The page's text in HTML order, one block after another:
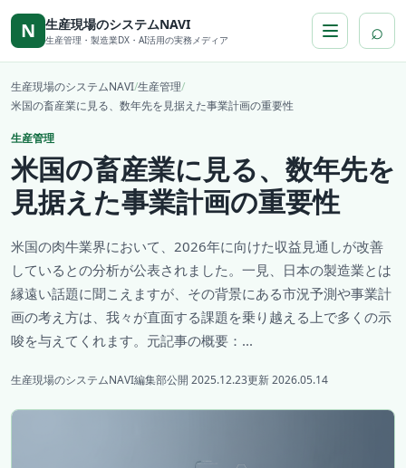
本文へ移動
N 生産現場のシステムNAVI
生産管理・製造業DX・AI活用の実務メディア ⌕
生産現場のシステムNAVI/生産管理/
米国の畜産業に見る、数年先を見据えた事業計画の重要性
生産管理
米国の畜産業に見る、数年先を
見据えた事業計画の重要性
米国の肉牛業界において、2026年に向けた収益見通しが改善
しているとの分析が公表されました。一見、日本の製造業とは
縁遠い話題に聞こえますが、その背景にある市況予測や事業計
画の考え方は、我々が直面する課題を乗り越える上で多くの示
唆を与えてくれます。元記事の概要：...
生産現場のシステムNAVI編集部公開 2025.12.23更新 2026.05.14